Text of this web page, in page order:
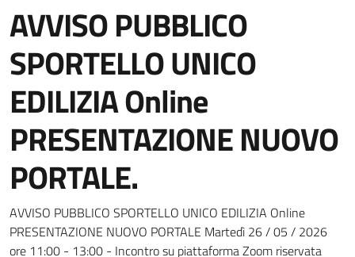
AVVISO PUBBLICO
SPORTELLO UNICO
EDILIZIA Online
PRESENTAZIONE NUOVO
PORTALE.
Dettagli della notizia
AVVISO PUBBLICO SPORTELLO UNICO EDILIZIA Online
PRESENTAZIONE NUOVO PORTALE Martedì 26 / 05 / 2026
ore 11:00 - 13:00 - Incontro su piattaforma Zoom riservata